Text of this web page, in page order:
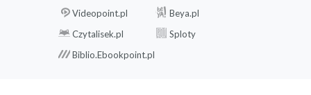
Videopoint.pl
Beya.pl
Czytalisek.pl
Sploty
Biblio.Ebookpoint.pl